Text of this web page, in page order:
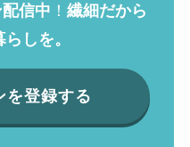
信中 ！ 繊細だから
しを。
を登録する